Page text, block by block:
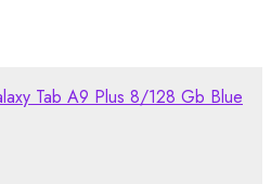
Tab A9 Plus 8/128 Gb Blue